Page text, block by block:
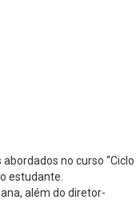
no curso “Ciclo
estudante.
além do diretor-